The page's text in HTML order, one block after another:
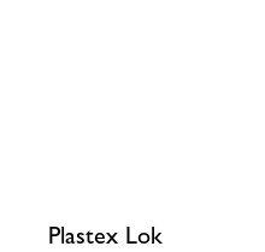
Plastex Lok